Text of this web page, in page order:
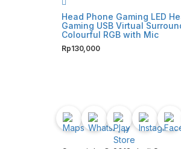
Head Phone Gaming LED
Gaming USB Virtual
Colourful RGB with Mic
Rp130,000